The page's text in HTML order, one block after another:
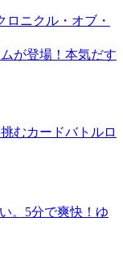
ニクル・オブ・
が登場！本気だす
むカードバトルロ
。5分で爽快！ゆ